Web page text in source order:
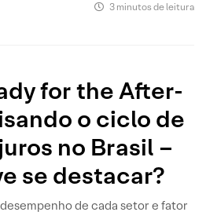
3 minutos de leitura
for the After-
o ciclo de
no Brasil –
se destacar?
de cada setor e fator